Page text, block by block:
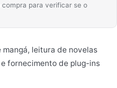
para verificar se o
leitura de novelas
fornecimento de plug-ins